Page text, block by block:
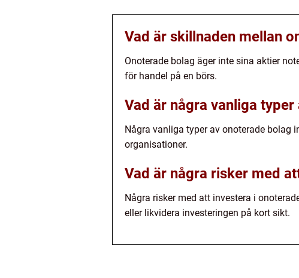
Vad är skillnaden mellan
Onoterade bolag äger inte sina aktier
för handel på en börs.
Vad är några vanliga
Några vanliga typer av onoterade bolag
organisationer.
Vad är några risker med
Några risker med att investera i
eller likvidera investeringen på kort sikt.